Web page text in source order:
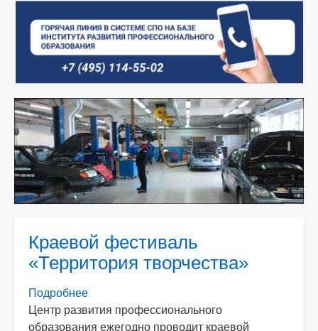
Краевой фестиваль
«Территория творчества»
Подробнее
Краевой
фестиваль
Центр развития профессионального
образования ежегодно проводит краевой